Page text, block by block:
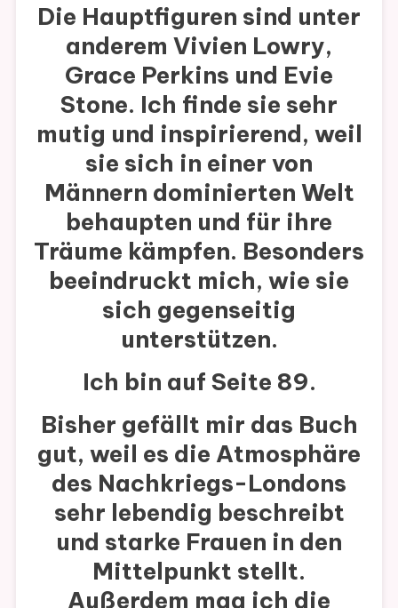
Die Hauptfiguren sind unter
anderem Vivien Lowry,
Grace Perkins und Evie
Stone. Ich finde sie sehr
mutig und inspirierend, weil
sie sich in einer von
Männern dominierten Welt
behaupten und für ihre
Träume kämpfen. Besonders
beeindruckt mich, wie sie
sich gegenseitig
unterstützen.
Ich bin auf Seite 89.
Bisher gefällt mir das Buch
gut, weil es die Atmosphäre
des Nachkriegs-Londons
sehr lebendig beschreibt
und starke Frauen in den
Mittelpunkt stellt.
Außerdem mag ich die